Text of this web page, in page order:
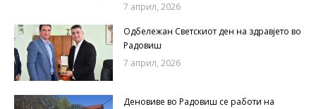
7 април, 2026
Одбележан Светскиот ден на здравјето во
Радовиш
7 април, 2026
Деновиве во Радовиш се работи на